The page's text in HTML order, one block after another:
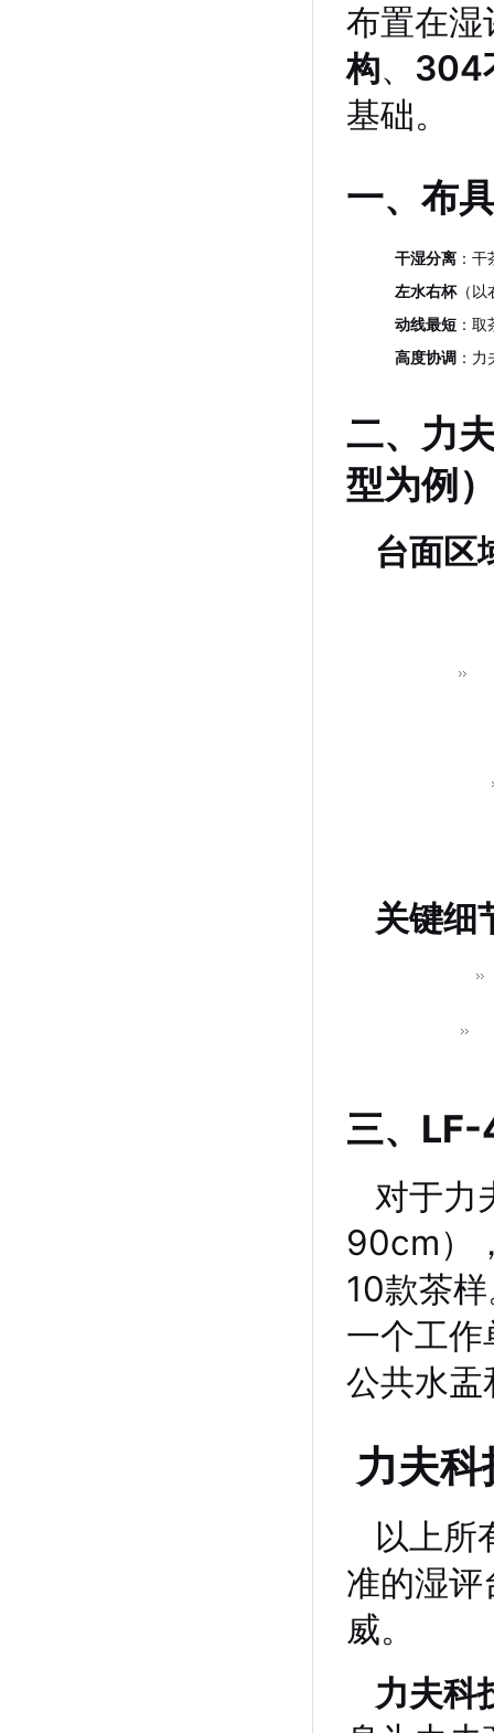
布置在湿
构、 304
基础。
一、布
干湿分离 ：
左水右杯（以
动线最短 ：
高度协调 ：
二、力
型为例
台面区
关键细
三、LF-
对于力
90cm）
10款茶
一个工
公共水盂
力夫
以上所
准的湿
威。
力夫科